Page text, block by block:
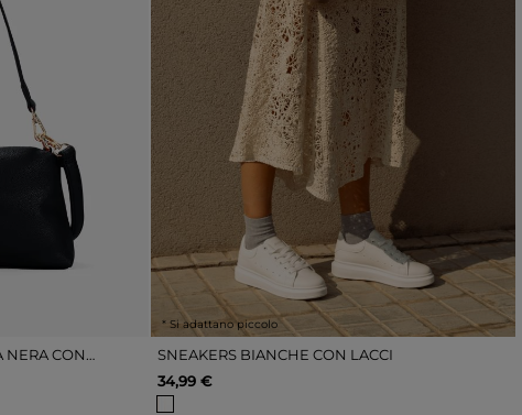
PICCOLA BORSA A TRACOLLA NERA CON CERNIERA
* Si adattano piccolo
SNEAKERS BIANCHE CON LACCI
34,99 €